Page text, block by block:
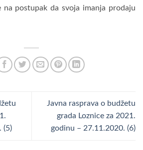
na postupak da svoja imanja prodaju
(5)
Javna rasprava o budžetu
grada Loznice za 2021.
godinu – 27.11.2020. (6)